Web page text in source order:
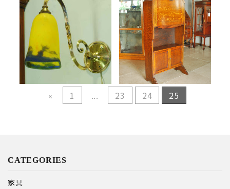
フランス照明 ミューラ
ー ウォールランプ
2016.01.08
過去 Blog
英国アンティーク スチュ
ーデントデスク
2016.01.05
過去 Blog
« 1 ... 23 24 25
CATEGORIES
家具